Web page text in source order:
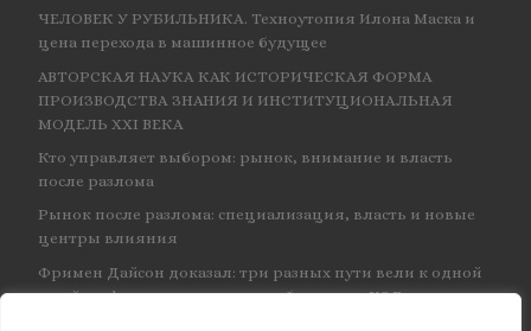
ЧЕЛОВЕК У РУБИЛЬНИКА. Техноутопия Илона Маска и
цена перехода в машинное будущее
АВТОРСКАЯ НАУКА КАК ИСТОРИЧЕСКАЯ ФОРМА
ПРОИЗВОДСТВА ЗНАНИЯ И ИНСТИТУЦИОНАЛЬНАЯ
МОДЕЛЬ XXI ВЕКА
Кто управляет выбором: рынок, внимание и власть
после разлома
Рынок после разлома: специализация, власть и новые
центры влияния
Фримен Дайсон доказал: три разных пути вели к одной
и той же физике — и навсегда объединил КЭД